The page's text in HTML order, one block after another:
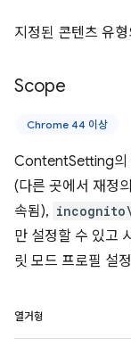
지정된 콘텐츠 유
Scope
Chrome 44 이상
ContentSetting의
(다른 곳에서 재정
속됨),
만 설정할 수 있고
릿 모드 프로필 설
열거형